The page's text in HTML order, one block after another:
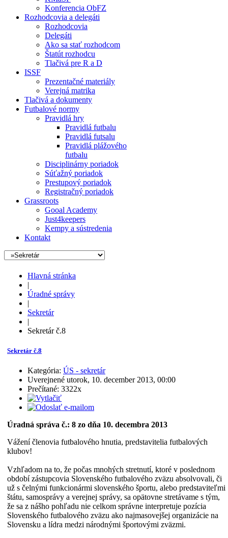
Konferencia ObFZ
Rozhodcovia a delegáti
Rozhodcovia
Delegáti
Ako sa stať rozhodcom
Štatút rozhodcu
Tlačivá pre R a D
ISSF
Prezentačné materiály
Verejná matrika
Tlačivá a dokumenty
Futbalové normy
Pravidlá hry
Pravidlá futbalu
Pravidlá futsalu
Pravidlá plážového
futbalu
Disciplinárny poriadok
Súťažný poriadok
Prestupový poriadok
Registračný poriadok
Grassroots
Gooal Academy
Just4keepers
Kempy a sústredenia
Kontakt
Hlavná stránka
|
Úradné správy
|
Sekretár
|
Sekretár č.8
Sekretár č.8
Kategória: ÚS - sekretár
Uverejnené utorok, 10. december 2013, 00:00
Prečítané: 3322x
Úradná správa č.: 8 zo dňa 10. decembra 2013
Vážení členovia futbalového hnutia, predstavitelia futbalových
klubov!
Vzhľadom na to, že počas mnohých stretnutí, ktoré v poslednom
období zástupcovia Slovenského futbalového zväzu absolvovali, či
už s čelnými funkcionármi slovenského športu, alebo predstaviteľmi
štátu, samosprávy a verejnej správy, sa opätovne stretávame s tým,
že sa z nášho pohľadu nie celkom správne interpretuje pozícia
Slovenského futbalového zväzu ako najmasovejšej organizácie na
Slovensku a lídra medzi národnými športovými zväzmi.